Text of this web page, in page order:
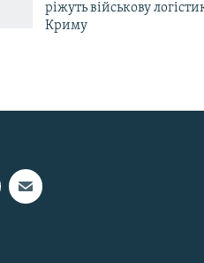
ріжуть військову
Криму